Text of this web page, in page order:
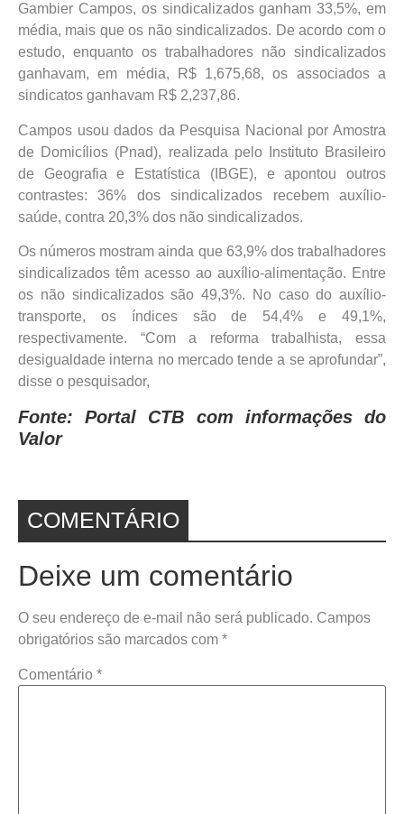
Gambier Campos, os sindicalizados ganham 33,5%, em
média, mais que os não sindicalizados. De acordo com o
estudo, enquanto os trabalhadores não sindicalizados
ganhavam, em média, R$ 1,675,68, os associados a
sindicatos ganhavam R$ 2,237,86.
Campos usou dados da Pesquisa Nacional por Amostra
de Domicílios (Pnad), realizada pelo Instituto Brasileiro
de Geografia e Estatística (IBGE), e apontou outros
contrastes: 36% dos sindicalizados recebem auxílio-
saúde, contra 20,3% dos não sindicalizados.
Os números mostram ainda que 63,9% dos trabalhadores
sindicalizados têm acesso ao auxílio-alimentação. Entre
os não sindicalizados são 49,3%. No caso do auxílio-
transporte, os índices são de 54,4% e 49,1%,
respectivamente. “Com a reforma trabalhista, essa
desigualdade interna no mercado tende a se aprofundar”,
disse o pesquisador,
Fonte: Portal CTB com informações do
Valor
COMENTÁRIO
Deixe um comentário
O seu endereço de e-mail não será publicado. Campos
obrigatórios são marcados com *
Comentário *